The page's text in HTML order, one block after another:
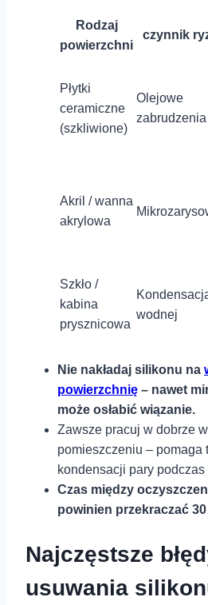
Rodzaj
powierzchni
czynnik
Płytki
⁤ceramiczne
(szkliwione)
Olejowe‌
zabrudzenia
Akril / ⁢wanna
akrylowa
Szkło /
kabina
prysznicowa
wodnej
Nie nakładaj silikonu‍ na⁤
powierzchnię – nawet
może osłabić‍ wiązanie.
Zawsze pracuj ⁢w dobrze
pomieszczeniu –‌ pomaga
kondensacji pary
Czas między
powinien przekraczać
Najczęstsze
usuwania⁤